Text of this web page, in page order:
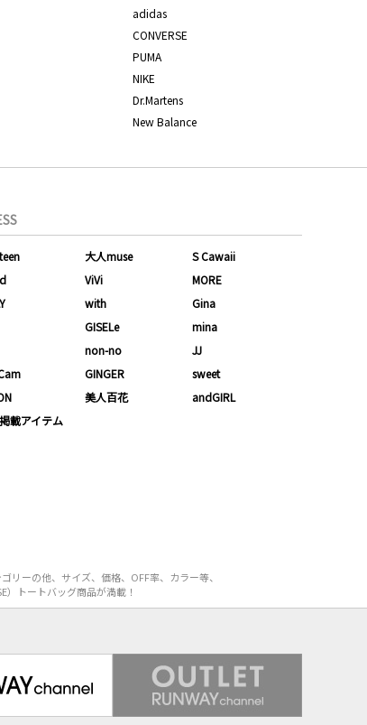
adidas
CONVERSE
PUMA
NIKE
Dr.Martens
New Balance
大人muse
S Cawaii
ViVi
MORE
with
Gina
GISELe
mina
non-no
JJ
GINGER
sweet
美人百花
andGIRL
載アイテム
リーの他、サイズ、価格、OFF率、カラー等、
）トートバッグ商品が満載！